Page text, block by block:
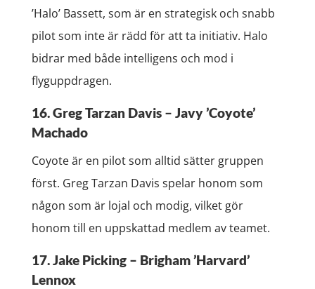
’Halo’ Bassett, som är en strategisk och snabb
pilot som inte är rädd för att ta initiativ. Halo
bidrar med både intelligens och mod i
flyguppdragen.
16. Greg Tarzan Davis – Javy ’Coyote’
Machado
Coyote är en pilot som alltid sätter gruppen
först. Greg Tarzan Davis spelar honom som
någon som är lojal och modig, vilket gör
honom till en uppskattad medlem av teamet.
17. Jake Picking – Brigham ’Harvard’
Lennox